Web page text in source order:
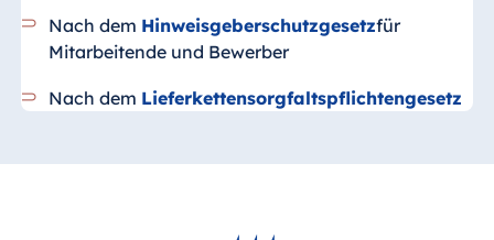
Nach dem Hinweisgeberschutzgesetzfür
Mitarbeitende und Bewerber
Nach dem Lieferkettensorgfaltspflichtengesetz